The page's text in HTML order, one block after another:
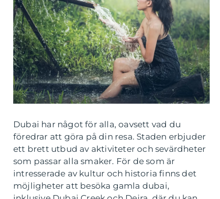
Dubai har något för alla, oavsett vad du
föredrar att göra på din resa. Staden erbjuder
ett brett utbud av aktiviteter och sevärdheter
som passar alla smaker. För de som är
intresserade av kultur och historia finns det
möjligheter att besöka gamla dubai,